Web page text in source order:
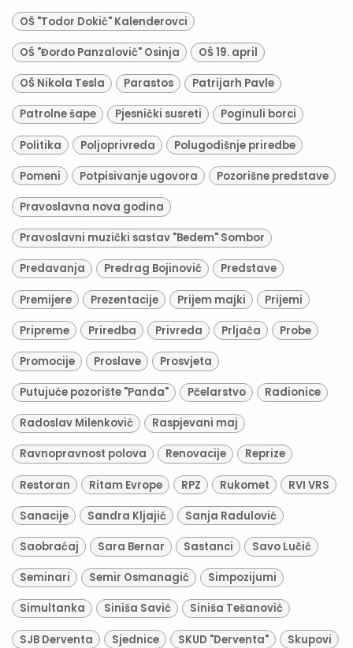
OŠ "Todor Dokić" Kalenderovci
OŠ "Đorđo Panzalović" Osinja OŠ 19. april
OŠ Nikola Tesla Parastos Patrijarh Pavle
Patrolne šape Pjesnički susreti Poginuli borci
Politika Poljoprivreda Polugodišnje priredbe
Pomeni Potpisivanje ugovora Pozorišne predstave
Pravoslavna nova godina
Pravoslavni muzički sastav "Bedem" Sombor
Predavanja Predrag Bojinović Predstave
Premijere Prezentacije Prijem majki Prijemi
Pripreme Priredba Privreda Prljača Probe
Promocije Proslave Prosvjeta
Putujuće pozorište "Panda" Pčelarstvo Radionice
Radoslav Milenković Raspjevani maj
Ravnopravnost polova Renovacije Reprize
Restoran Ritam Evrope RPZ Rukomet RVI VRS
Sanacije Sandra Kljajić Sanja Radulović
Saobraćaj Sara Bernar Sastanci Savo Lučić
Seminari Semir Osmanagić Simpozijumi
Simultanka Siniša Savić Siniša Tešanović
SJB Derventa Sjednice SKUD "Derventa" Skupovi